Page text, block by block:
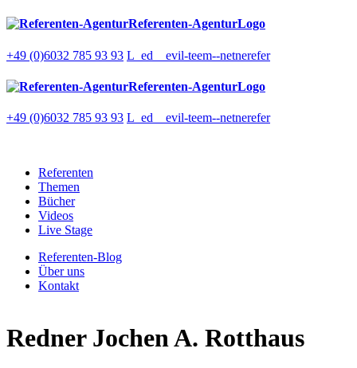
Referenten-AgenturLogo
+49 (0)6032 785 93 93 L_ed__evil-teem--netnerefer
Referenten-AgenturLogo
+49 (0)6032 785 93 93 L_ed__evil-teem--netnerefer
Referenten
Themen
Bücher
Videos
Live Stage
Referenten-Blog
Über uns
Kontakt
Redner Jochen A. Rotthaus